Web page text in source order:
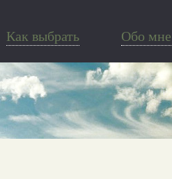
Как выбрать Обо мне